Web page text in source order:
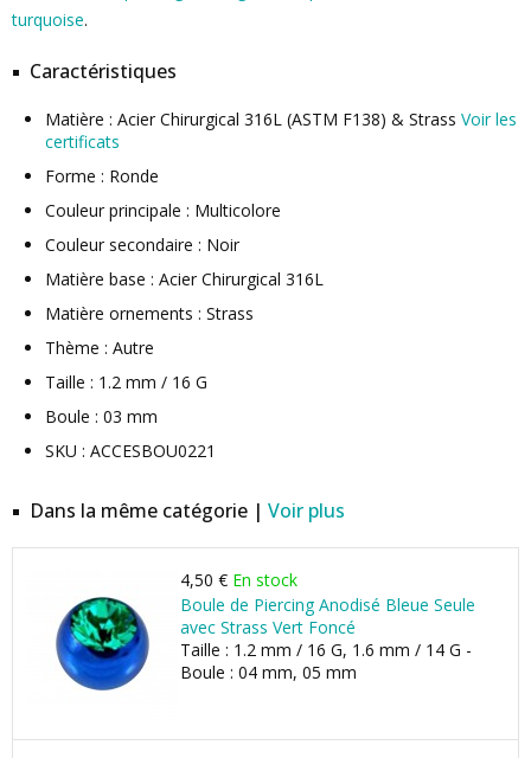
turquoise.
Caractéristiques
Matière : Acier Chirurgical 316L (ASTM F138) & Strass Voir les
certificats
Forme : Ronde
Couleur principale : Multicolore
Couleur secondaire : Noir
Matière base : Acier Chirurgical 316L
Matière ornements : Strass
Thème : Autre
Taille : 1.2 mm / 16 G
Boule : 03 mm
SKU : ACCESBOU0221
Dans la même catégorie | Voir plus
4,50 € En stock
Boule de Piercing Anodisé Bleue Seule
avec Strass Vert Foncé
Taille : 1.2 mm / 16 G, 1.6 mm / 14 G -
Boule : 04 mm, 05 mm